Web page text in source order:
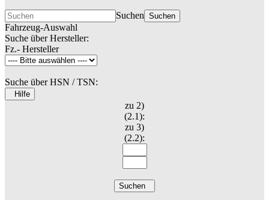
Suchen Suchen
Fahrzeug-Auswahl
Suche über Hersteller:
Fz.- Hersteller
Suche über HSN / TSN:
Hilfe
zu 2)
(2.1):
zu 3)
(2.2):
Suchen